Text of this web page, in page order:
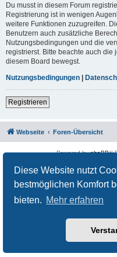
Diese Website nutzt
bestmöglichen Komfort
bieten. Mehr erfahren
Du musst in diesem Forum
Registrierung ist in wenigen
weitere Funktionen zuzugreifen.
Benutzern auch zusätzliche
Nutzungsbedingungen und die
registrierst. Bitte beachte auch
diesem Board bewegst.
Nutzungsbedingungen
Registrieren
Webseite Foren-Übersicht
Powered byphpBB®
Datenschutz